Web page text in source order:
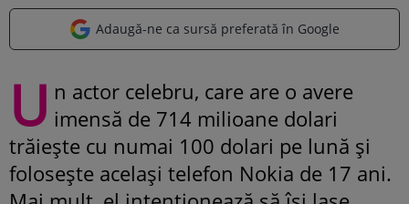
Adaugă-ne ca sursă preferată în Google
U n actor celebru, care are o avere
imensă de 714 milioane dolari
trăiește cu numai 100 dolari pe lună și
folosește același telefon Nokia de 17 ani.